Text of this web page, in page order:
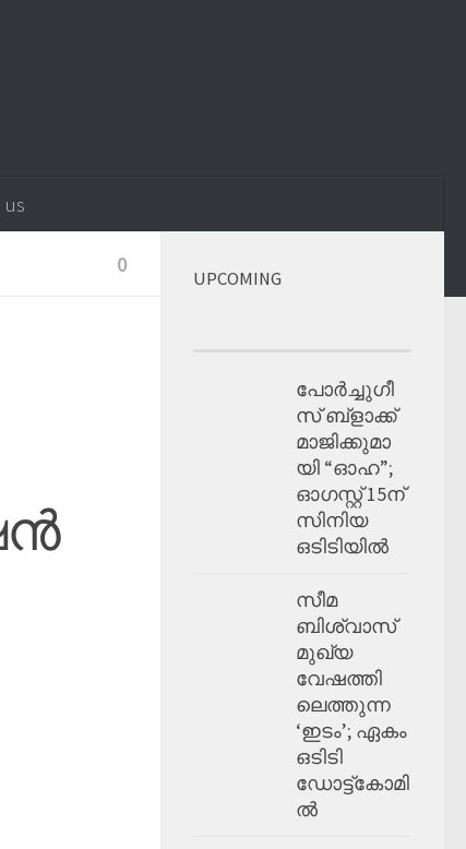
0
UPCOMING
പോർച്ചുഗീ
സ് ബ്ളാക്ക്
മാജിക്കുമാ
യി “ഓഹ”;
ഓഗസ്റ്റ് 15ന്
സിനിയ
ഒടിടിയിൽ
സീമ
ബിശ്വാസ്
മുഖ്യ
വേഷത്തി
ലെത്തുന്ന
‘ഇടം’; ഏകം
ഒടിടി
ഡോട്ട്കോമി
ൽ